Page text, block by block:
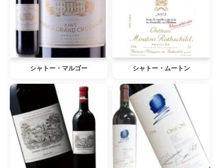
シャトー・マルゴー シャトー・ムートン